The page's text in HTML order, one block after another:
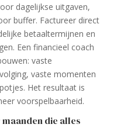
dagelijkse uitgaven,
buffer. Factureer direct
betaaltermijnen en
Een financieel coach
vaste
vaste momenten
Het resultaat is
voorspelbaarheid.
die alles